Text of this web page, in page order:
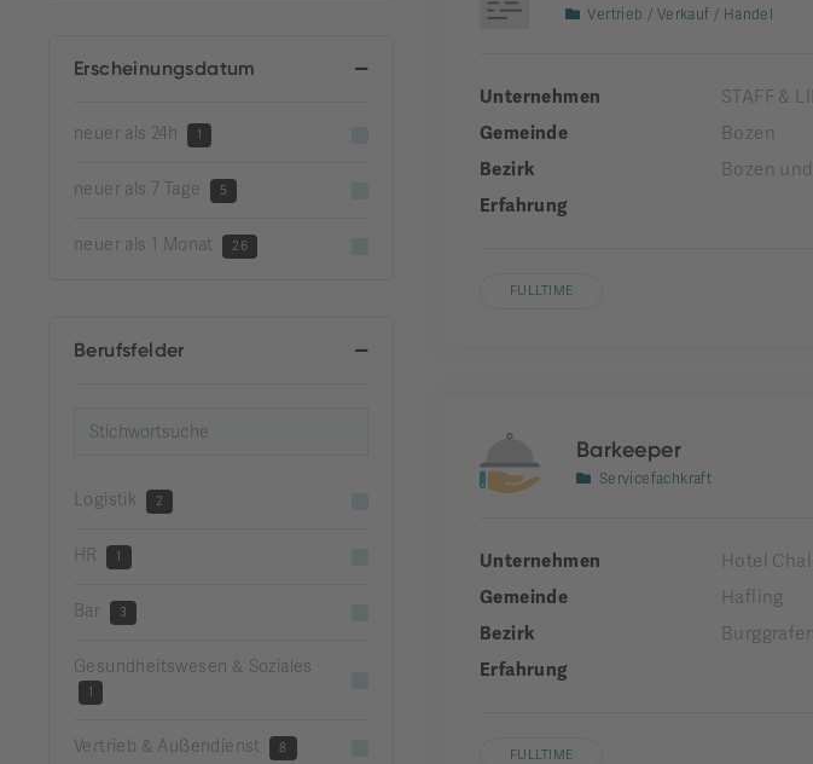
Erscheinungsdatum
neuer als 24h 1
neuer als 7 Tage 5
neuer als 1 Monat 26
Berufsfelder
Logistik 2
HR 1
Bar 3
Gesundheitswesen & Soziales
1
Vertrieb & Außendienst 8
Vertrieb / Verkauf / Handel
Unternehmen
STAFF &
Gemeinde
Bozen
Bezirk
Bozen
Erfahrung
FULLTIME
Barkeeper
Servicefachkraft
Unternehmen
Hotel
Gemeinde
Hafling
Bezirk
Erfahrung
FULLTIME